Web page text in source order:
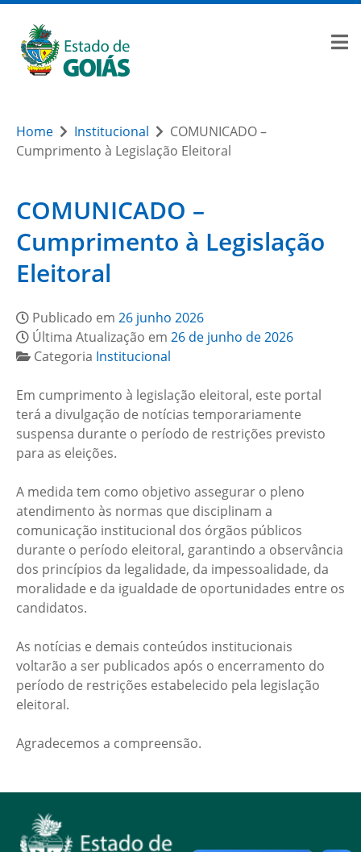
Home Institucional
COMUNICADO –
Cumprimento à Legislação Eleitoral
COMUNICADO –
Cumprimento à Legislação
Eleitoral
Publicado em 26 junho 2026
Última Atualização em 26 de junho de 2026
Categoria Institucional
Em cumprimento à legislação eleitoral, este portal
terá a divulgação de notícias temporariamente
suspensa durante o período de restrições previsto
para as eleições.
A medida tem como objetivo assegurar o pleno
atendimento às normas que disciplinam a
comunicação institucional dos órgãos públicos
durante o período eleitoral, garantindo a observância
dos princípios da legalidade, da impessoalidade, da
moralidade e da igualdade de oportunidades entre os
candidatos.
As notícias e demais conteúdos institucionais
voltarão a ser publicados após o encerramento do
período de restrições estabelecido pela legislação
eleitoral.
Agradecemos a compreensão.